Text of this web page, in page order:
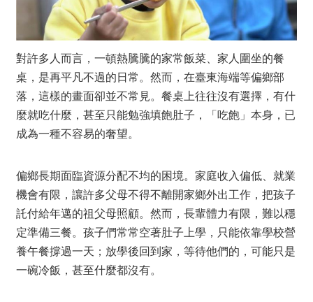
對許多人而言，一頓熱騰騰的家常飯菜、家人圍坐的餐
桌，是再平凡不過的日常。然而，在臺東海端等偏鄉部
落，這樣的畫面卻並不常見。餐桌上往往沒有選擇，有什
麼就吃什麼，甚至只能勉強填飽肚子，「吃飽」本身，已
成為一種不容易的奢望。
偏鄉長期面臨資源分配不均的困境。家庭收入偏低、就業
機會有限，讓許多父母不得不離開家鄉外出工作，把孩子
託付給年邁的祖父母照顧。然而，長輩體力有限，難以穩
定準備三餐。孩子們常常空著肚子上學，只能依靠學校營
養午餐撐過一天；放學後回到家，等待他們的，可能只是
一碗冷飯，甚至什麼都沒有。